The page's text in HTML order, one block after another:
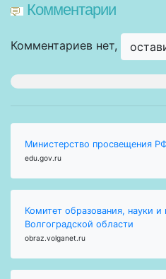
Комментарии
Комментариев нет,
Министерство просвещения
edu.gov.ru
Комитет образования, науки
Волгоградской области
obraz.volganet.ru